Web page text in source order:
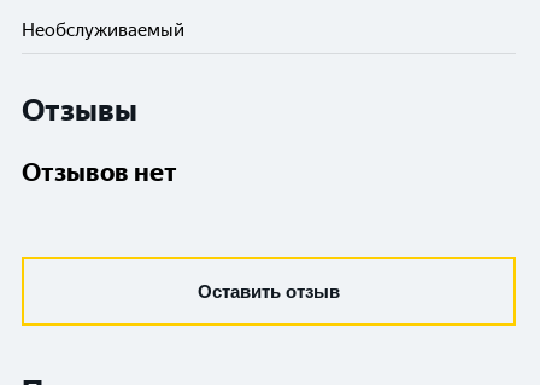
Необслуживаемый
Отзывы
Отзывов нет
Оставить отзыв